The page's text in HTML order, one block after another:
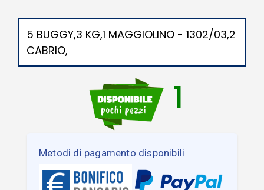
5 BUGGY,3 KG,1 MAGGIOLINO - 1302/03,2
CABRIO,
1
Metodi di pagamento disponibili